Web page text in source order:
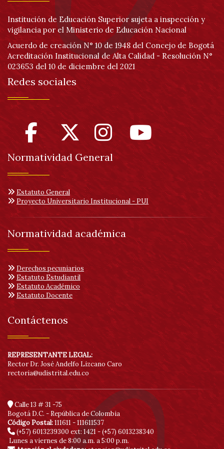
Institución de Educación Superior sujeta a inspección y
vigilancia por el Ministerio de Educación Nacional
Acuerdo de creación N° 10 de 1948 del Concejo de Bogotá
Acreditación Institucional de Alta Calidad - Resolución N°
023653 del 10 de diciembre del 2021
Redes sociales
Normatividad General
Estatuto General
Proyecto Universitario Institucional - PUI
Normatividad académica
Derechos pecuniarios
Estatuto Estudiantil
Estatuto Académico
Estatuto Docente
Contáctenos
REPRESENTANTE LEGAL:
Rector Dr. José Andelfo Lizcano Caro
rectoria@udistrital.edu.co
Calle 13 # 31 -75
Bogotá D.C. - República de Colombia
Código Postal:111611 - 111611537
(+57) 6013239300 ext: 1421 - (+57) 6013238340
Lunes a viernes de 8:00 a.m. a 5:00 p.m.